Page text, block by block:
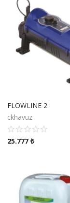
FLOWLINE 2
ckhavuz
25.777 ₺